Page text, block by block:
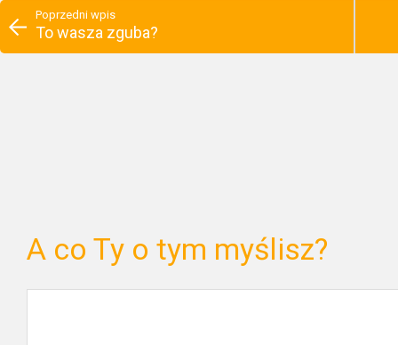
Poprzedni wpis
To wasza zguba?
A co Ty o tym myślisz?